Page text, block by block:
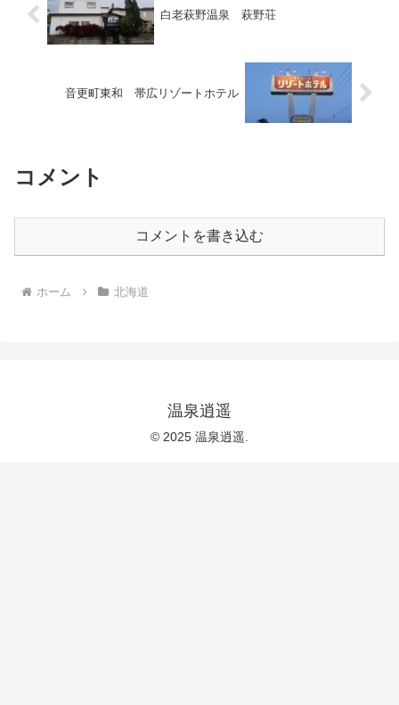
白老萩野温泉 萩野荘
音更町東和 帯広リゾートホテル
コメント
コメントを書き込む
ホーム 北海道
温泉逍遥
© 2025 温泉逍遥.